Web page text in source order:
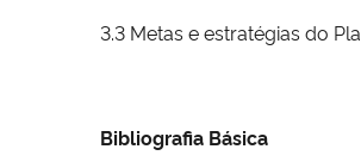
3.3 Metas e estratégias do
Bibliografia Básica